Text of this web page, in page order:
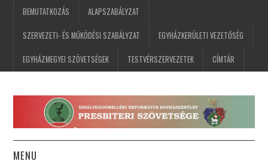
BEMUTATKOZÁS ALAPSZABÁLYZAT
SZERVEZETI- ÉS MŰKÖDÉSI SZABÁLYZAT EGYHÁZKERÜLETI VEZETŐSÉG
EGYHÁZMEGYEI SZÖVETSÉGEK TESTVÉRSZERVEZETEK CÍMTÁR
MENU